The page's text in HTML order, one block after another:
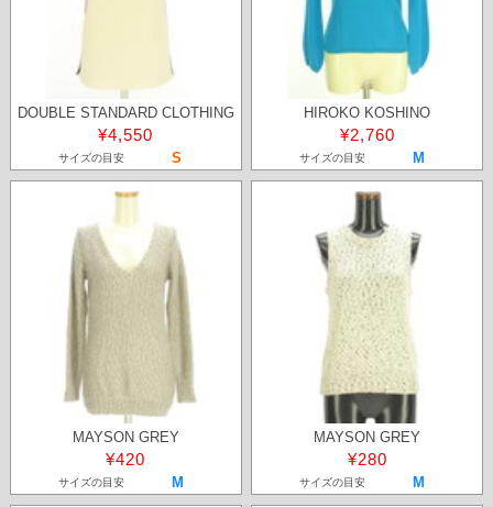
DOUBLE STANDARD CLOTHING
¥4,550
サイズの目安 S
HIROKO KOSHINO
¥2,760
サイズの目安 M
MAYSON GREY
¥420
サイズの目安 M
MAYSON GREY
¥280
サイズの目安 M